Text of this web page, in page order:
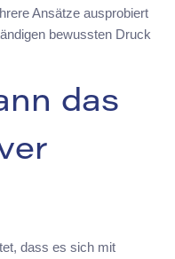
Ansätze ausprobiert
bewussten Druck
das
dass es sich mit